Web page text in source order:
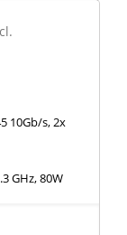
10Gb/s, 2x
GHz, 80W